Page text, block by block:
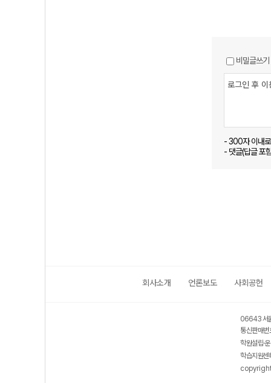
비밀글쓰기
- 300자 이내
- 댓글(답글 포
회사소개 언론보도 사회공헌
06643 서
통신판매
학원설립·
학습지원